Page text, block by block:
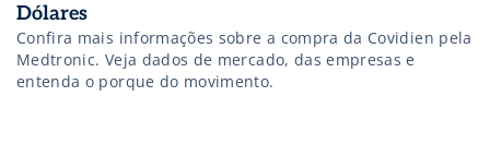
Dólares
Confira mais informações sobre a compra da Covidien pela
Medtronic. Veja dados de mercado, das empresas e
entenda o porque do movimento.